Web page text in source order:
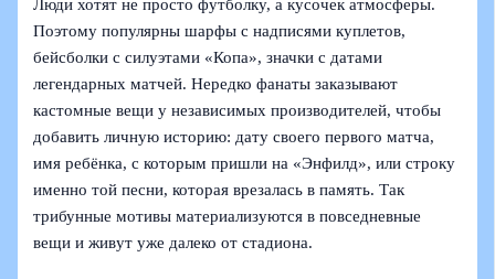
Люди хотят не просто футболку, а кусочек атмосферы.
Поэтому популярны шарфы с надписями куплетов,
бейсболки с силуэтами «Копа», значки с датами
легендарных матчей. Нередко фанаты заказывают
кастомные вещи у независимых производителей, чтобы
добавить личную историю: дату своего первого матча,
имя ребёнка, с которым пришли на «Энфилд», или строку
именно той песни, которая врезалась в память. Так
трибунные мотивы материализуются в повседневные
вещи и живут уже далеко от стадиона.